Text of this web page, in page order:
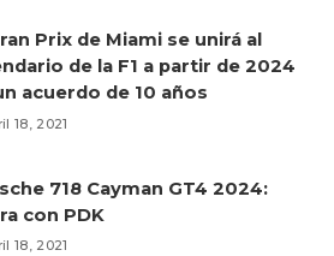
Prix de Miami se unirá al
de la F1 a partir de 2024
acuerdo de 10 años
18, 2021
718 Cayman GT4 2024:
con PDK
18, 2021